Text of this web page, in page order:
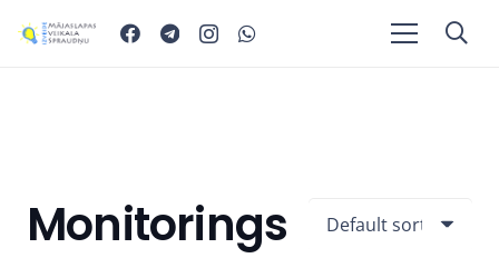
Monitorings